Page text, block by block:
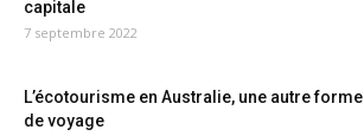
capitale
7 septembre 2022
L’écotourisme en Australie, une autre forme
de voyage